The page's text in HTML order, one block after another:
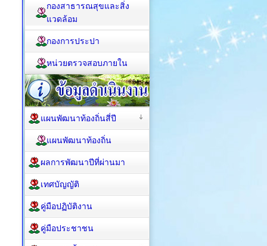
กองสาธารณสุขและสิ่ง
แวดล้อม
กองการประปา
หน่วยตรวจสอบภายใน
แผนพัฒนาท้องถิ่นสี่ปี
แผนพัฒนาท้องถิ่น
ผลการพัฒนาปีที่ผ่านมา
เทศบัญญัติ
คู่มือปฏิบัติงาน
คู่มือประชาชน